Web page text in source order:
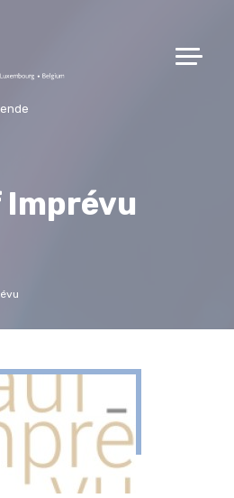
Imprévu